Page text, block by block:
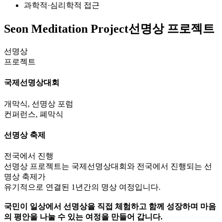
과학적·심리학적 접근
Seon Meditation Project선명상 프로젝트
선명상
프로젝트
국제선명상대회
개막식, 선명상 포럼
컨퍼런스, 폐막식
선명상 축제
전국에서 진행
선명상 프로젝트는 국제선명상대회와 전국에서 진행되는 선
명상 축제가
유기적으로 연결된 1년간의 명상 여정입니다.
국민이 일상에서 선명상을 직접 체험하고 함께 성장하며 마음
의 평안을 나눌 수 있는 여정을 만들어 갑니다.